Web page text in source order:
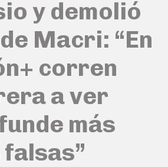
y demolió
Macri: “En
corren
a ver
más